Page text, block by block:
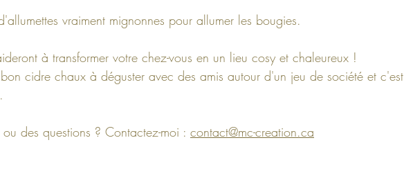
vraiment mignonnes pour allumer les bougies.
à transformer votre chez-vous en un lieu cosy et chaleureux !
cidre chaux à déguster avec des amis autour d'un jeu de société et c'est
des questions ? Contactez-moi : contact@mc-creation.ca